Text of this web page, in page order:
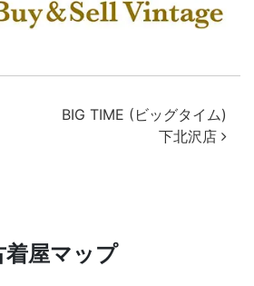
ゲーション
BIG TIME (ビッグタイム)
下北沢店
着屋マップ